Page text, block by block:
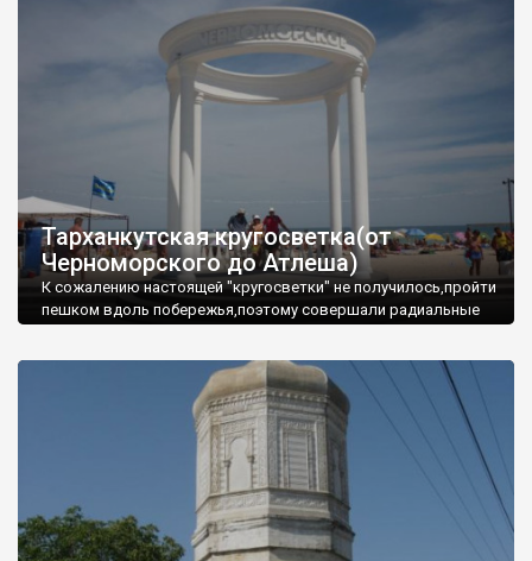
Тарханкутская кругосветка(от
Черноморского до Атлеша)
К сожалению настоящей "кругосветки" не получилось,пройти
пешком вдоль побережья,поэтому совершали радиальные